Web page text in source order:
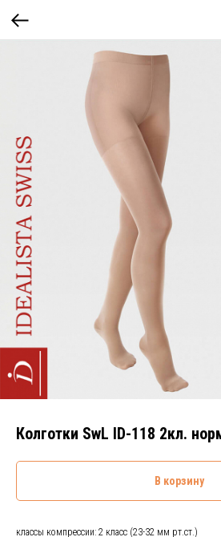
Колготки SwL ID-118 2кл.
В корзину
классы компрессии: 2 класс (23-32 мм рт.ст.)